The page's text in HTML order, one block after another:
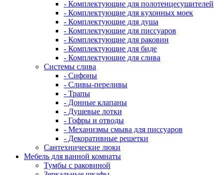
- Комплектующие для полотенцесушителей
- Комплектующие для кухонных моек
- Комплектующие для душа
- Комплектующие для писсуаров
- Комплектующие для раковин
- Комплектующие для биде
- Комплектующие для слива
Системы слива
- Сифоны
- Сливы-переливы
- Трапы
- Донные клапаны
- Душевые лотки
- Гофры и отводы
- Механизмы смыва для писсуаров
- Декоративные решетки
Сантехнические люки
Мебель для ванной комнаты
Тумбы с раковиной